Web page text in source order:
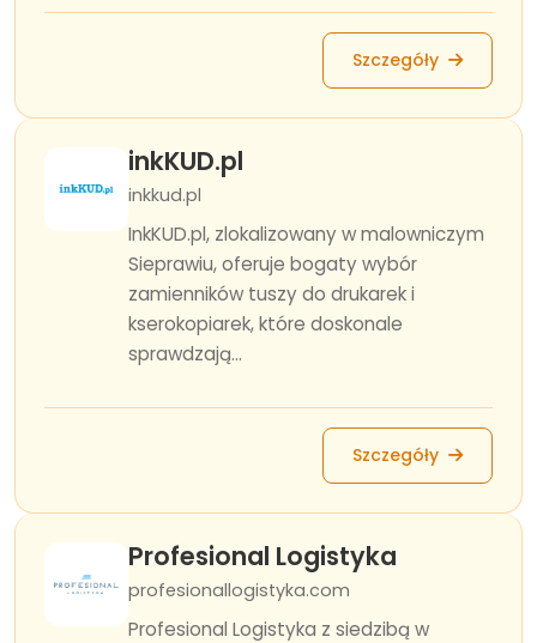
Szczegóły
inkKUD.pl
inkkud.pl
InkKUD.pl, zlokalizowany w malowniczym
Sieprawiu, oferuje bogaty wybór
zamienników tuszy do drukarek i
kserokopiarek, które doskonale
sprawdzają...
Szczegóły
Profesional Logistyka
profesionallogistyka.com
Profesional Logistyka z siedzibą w